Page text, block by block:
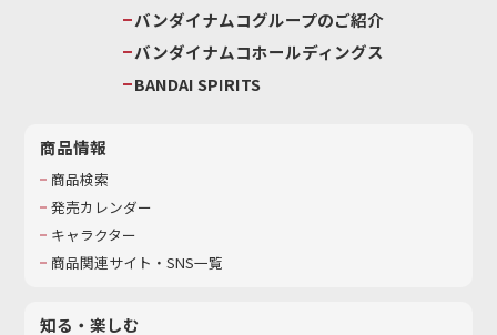
バンダイナムコグループのご紹介
バンダイナムコホールディングス
BANDAI SPIRITS
商品情報
商品検索
発売カレンダー
キャラクター
商品関連サイト・SNS一覧
知る・楽しむ